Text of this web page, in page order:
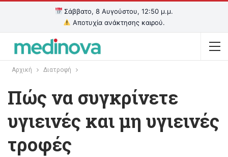
Σάββατο, 8 Αυγούστου, 12:50 μ.μ.
Αποτυχία ανάκτησης καιρού.
Αρχική Διατροφή
Πώς να συγκρίνετε
υγιεινές και μη υγιεινές
τροφές